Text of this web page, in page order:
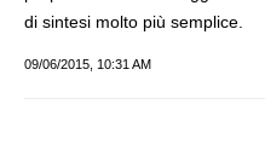
di sintesi molto più semplice.
09/06/2015, 10:31 AM